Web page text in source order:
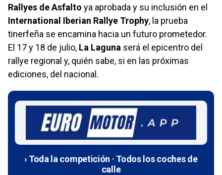
Rallyes de Asfalto ya aprobada y su inclusión en el
International Iberian Rallye Trophy, la prueba
tinerfeña se encamina hacia un futuro prometedor.
El 17 y 18 de julio, La Laguna será el epicentro del
rallye regional y, quién sabe, si en las próximas
ediciones, del nacional.
› Toda la competición · Todos los coches de
calle